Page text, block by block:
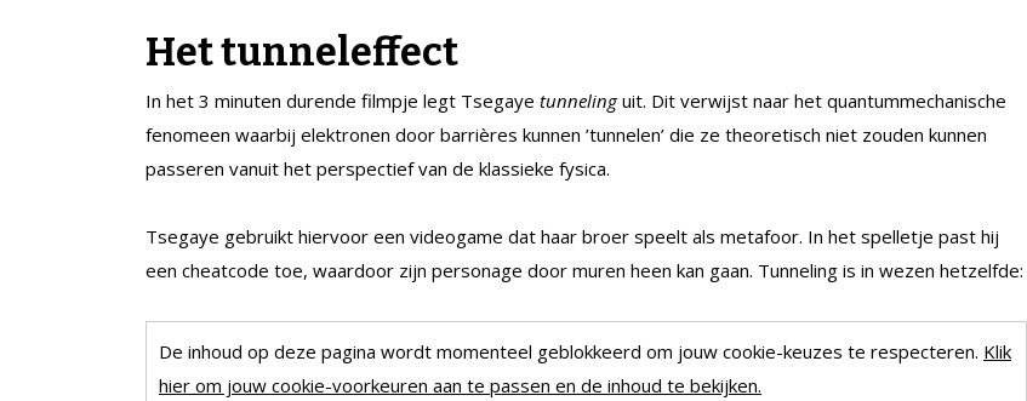
Het tunneleffect
In het 3 minuten durende filmpje legt Tsegaye tunnelinguit. Dit verwijst naar het quantummechanische
fenomeen waarbij elektronen door barrières kunnen ’tunnelen’ die ze theoretisch niet zouden kunnen
passeren vanuit het perspectief van de klassieke fysica.
Tsegaye gebruikt hiervoor een videogame dat haar broer speelt als metafoor. In het spelletje past hij
een cheatcode toe, waardoor zijn personage door muren heen kan gaan. Tunneling is in wezen hetzelfde:
De inhoud op deze pagina wordt momenteel geblokkeerd om jouw cookie-keuzes te respecteren. Klik
hier om jouw cookie-voorkeuren aan te passen en de inhoud te bekijken.